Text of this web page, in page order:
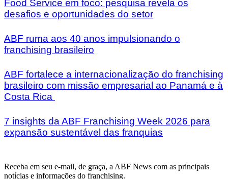
Food Service em foco: pesquisa revela os
desafios e oportunidades do setor
ABF ruma aos 40 anos impulsionando o
franchising brasileiro
ABF fortalece a internacionalização do franchising
brasileiro com missão empresarial ao Panamá e à
Costa Rica
7 insights da ABF Franchising Week 2026 para
expansão sustentável das franquias
Receba em seu e-mail, de graça, a ABF News com as principais
notícias e informações do franchising.